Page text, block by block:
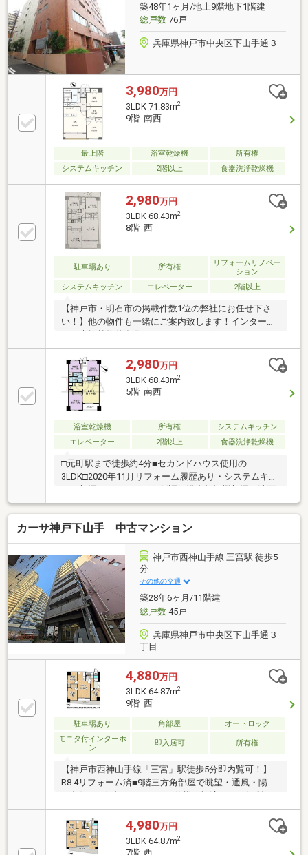
築48年1ヶ月/地上9階地下1階建
総戸数76戸
兵庫県神戸市中央区下山手通３
3,980万円
3LDK 71.83m2
9階 南西
最上階 浴室乾燥機
所有権
システムキッチン
2階以上 食器洗浄乾燥機
2,980万円
3LDK 68.43m2
8階 西
駐車場あり 所有権
リフォームリノベー
ション
システムキッチン
エレベーター 2階以上
【神戸市・明石市の掲載件数1位の弊社にお任せ下さ
い！】他の物件も一緒にご案内致します！インターネ
ット未掲載物件多数アリ！サンテレビCM・
KissFMKOBEラジオCM放送中！お気軽に問い合わせ下
さい！
2,980万円
3LDK 68.43m2
5階 南西
浴室乾燥機 所有権
システムキッチン
エレベーター
2階以上 食器洗浄乾燥機
□元町駅まで徒歩約4分■セカンドハウス使用の
3LDK□2020年11月リフォーム履歴あり・システムキッ
チン新調・ユニットバス新調・浴室乾燥機新調・洗面
化粧台新調・トイレ新調・フローリング貼替■キッチ
ンに食洗機付き□1階に大型トランクルームあり■こう
べ小学校まで徒歩約8分□室内大変丁寧にお使いです※
一部の家具等をAIで消去した写真を掲載しています
カーサ神戸下山手 中古マンション
神戸市西神山手線 三宮駅 徒歩5
分
その他の交通
築28年6ヶ月/11階建
総戸数45戸
兵庫県神戸市中央区下山手通３
丁目
4,880万円
3LDK 64.87m2
9階 西
駐車場あり 角部屋
オートロック
モニタ付インターホ
ン
即入居可 所有権
【神戸市西神山手線「三宮」駅徒歩5分即内覧可！】
R8.4リフォーム済■9階三方角部屋で眺望・通風・陽当
り良好！■全室フローリング仕様の快適3LDK■便利な
宅配ボックスもあります
4,980万円
3LDK 64.87m2
7階 西